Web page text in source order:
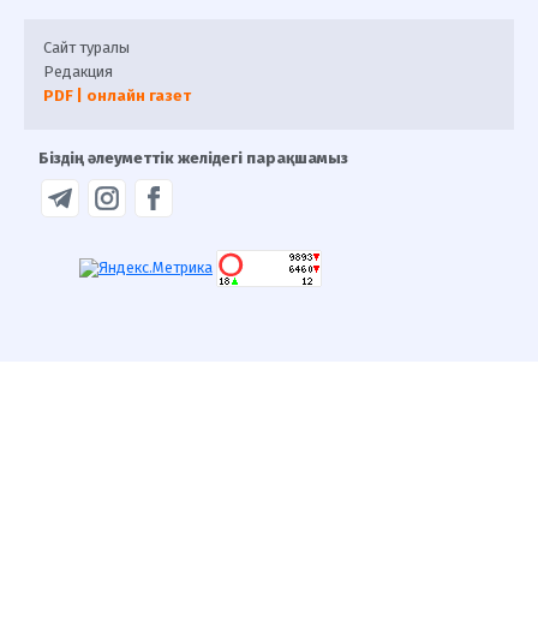
Сайт туралы
Редакция
PDF | онлайн газет
Біздің әлеуметтік желідегі парақшамыз